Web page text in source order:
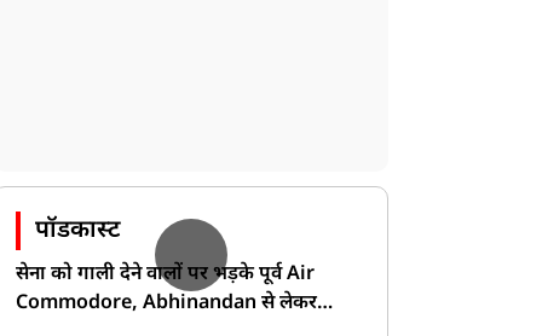
पॉडकास्ट
सेना को गाली देने वालों पर भड़के पूर्व Air
Commodore, Abhinandan से लेकर